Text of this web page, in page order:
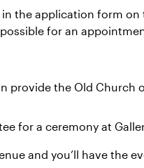
the application form
for an
provide the Old Church
for a ceremony at
and you’ll have the